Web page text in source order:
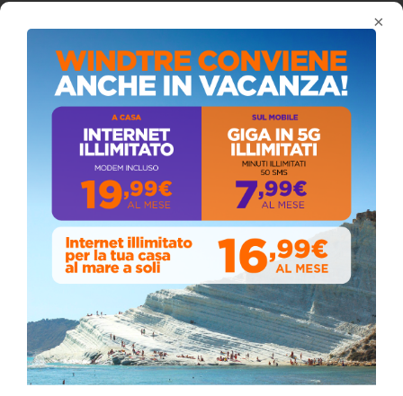
×
Domenica, Novembre 22, 2020
Circolo della stampa, terzo appuntamento
con il giornalista Giacinto Pipitone
Martedì, Agosto 04, 2026
Elezioni a Siculiana, in testa candidato
sindaco Zambito
Lunedì, Ottobre 05, 2020
📅 ESTATE MEDITERRANEA 2026 – COMUNE DI
SICULIANA
July 24, 2026
Siculiana, concerto del 1° Maggio 2026 in
Piazza Umberto I: arrivano I Cugini di
Campagna
April 14, 2026